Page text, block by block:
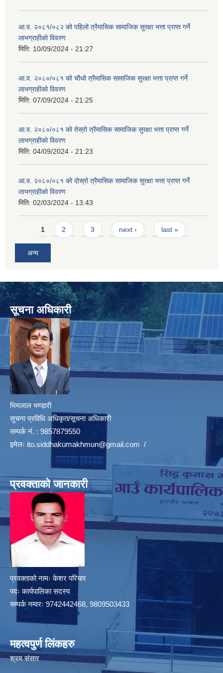
आ.व. २०८१/०८२ को पहिलो त्रैमासिक सामाजिक सुरक्षा भत्ता प्राप्त गर्ने
लाभग्राहीको विवरण
मिति: 10/09/2024 - 21:27
आ.व. २०८०/०८१ को चौथो त्रैमासिक सामाजिक सुरक्षा भत्ता प्राप्त गर्ने
लाभग्राहीको विवरण
मिति: 07/09/2024 - 21:25
आ.व. २०८०/०८१ को तेस्रो त्रैमासिक सामाजिक सुरक्षा भत्ता प्राप्त गर्ने
लाभग्राहीको विवरण
मिति: 04/09/2024 - 21:23
आ.व. २०८०/०८१ को दोस्रो त्रैमासिक सामाजिक सुरक्षा भत्ता प्राप्त गर्ने
लाभग्राहीको विवरण
मिति: 02/03/2024 - 13:43
Pages
1 2 3 next › last »
अन्य
सूचना अधिकारी
भिमलाल भण्डारी
सुचना प्रविधि अधिकृत/सूचना अधिकारी
सम्पर्क नं. : 9857879550
इमेलः ito.siddhakumakhmun@gmail.com /
प्रवक्ताको जानकारी
प्रवक्ताको नामः केशर परियार
पदः कार्यपालिका सदस्य
सम्पर्क नम्वरः 9742442468, 9809503433
महत्वपुर्ण लिंकहरु
श्रम संसार